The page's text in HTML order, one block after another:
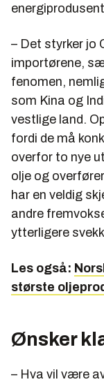
– Det styrker jo
importørene,
fenomen,
som Kina og
vestlige land.
fordi de må
overfor to nye
olje og
har en veldig
andre
ytterligere
Les også:
største
Ønsker
– Hva vil være